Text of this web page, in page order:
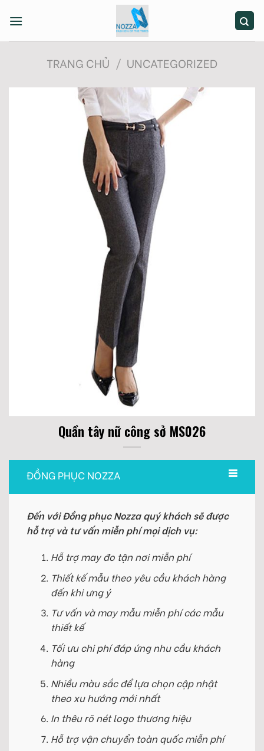
TRANG CHỦ / UNCATEGORIZED
Quần tây nữ công sở MS026
ĐỒNG PHỤC NOZZA
Đến với Đồng phục Nozza quý khách sẽ được
hỗ trợ và tư vấn miễn phí mọi dịch vụ:
Hỗ trợ may đo tận nơi miễn phí
Thiết kế mẫu theo yêu cầu khách hàng
đến khi ưng ý
Tư vấn và may mẫu miễn phí các mẫu
thiết kế
Tối ưu chi phí đáp ứng nhu cầu khách
hàng
Nhiều màu sắc để lựa chọn cập nhật
theo xu hướng mới nhất
In thêu rõ nét logo thương hiệu
Hỗ trợ vận chuyển toàn quốc miễn phí